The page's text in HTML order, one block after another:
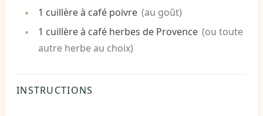
1 cuillère à café poivre (au goût)
1 cuillère à café herbes de Provence (ou toute
autre herbe au choix)
INSTRUCTIONS